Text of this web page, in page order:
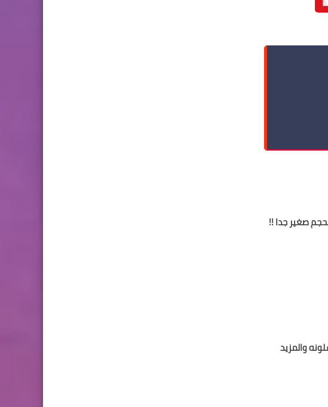
باتش بيس 2013 لعام 2021 الدوري المصري كاملا بحجم صغير وتحديث الدوريات العالميه لموسم 2021 بحجم صغير جدا !!